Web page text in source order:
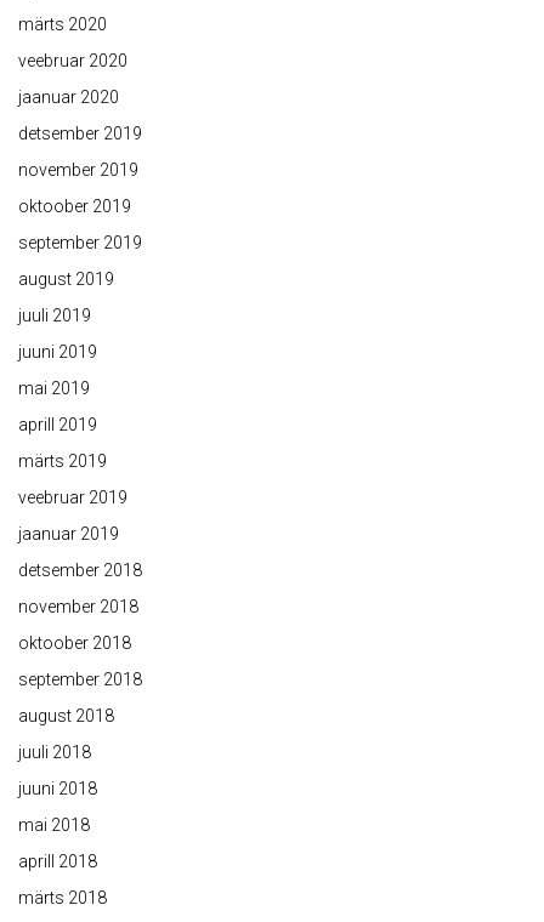
märts 2020
veebruar 2020
jaanuar 2020
detsember 2019
november 2019
oktoober 2019
september 2019
august 2019
juuli 2019
juuni 2019
mai 2019
aprill 2019
märts 2019
veebruar 2019
jaanuar 2019
detsember 2018
november 2018
oktoober 2018
september 2018
august 2018
juuli 2018
juuni 2018
mai 2018
aprill 2018
märts 2018